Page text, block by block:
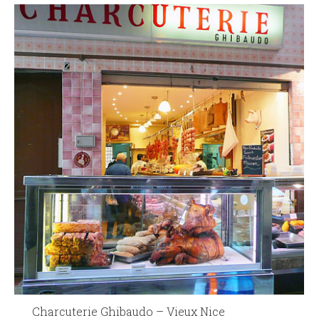
Charcuterie Ghibaudo – Vieux Nice